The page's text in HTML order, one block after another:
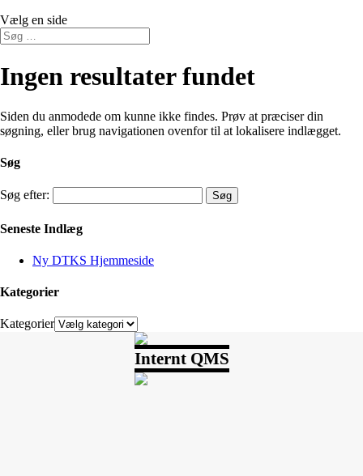
Vælg en side
Ingen resultater fundet
Siden du anmodede om kunne ikke findes. Prøv at præciser din
søgning, eller brug navigationen ovenfor til at lokalisere indlægget.
Søg
Søg efter:
Seneste Indlæg
Ny DTKS Hjemmeside
Kategorier
Kategorier
Internt QMS